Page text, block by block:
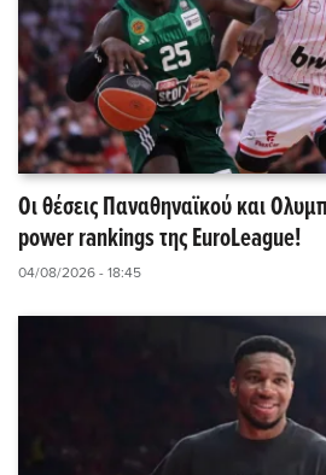
Οι θέσεις Παναθηναϊκού και
power rankings της EuroLeague!
04/08/2026 - 18:45